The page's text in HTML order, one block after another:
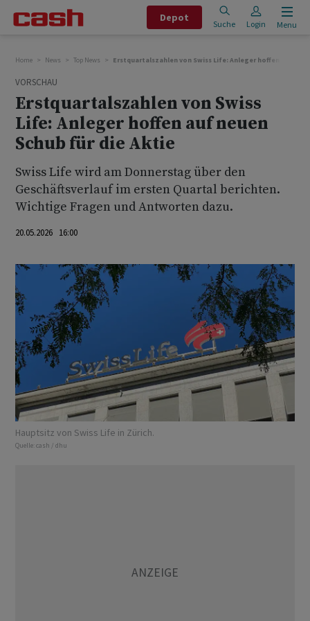
Depot
Suche Login Menu
Home News Top News Erstquartalszahlen von Swiss Life: Anleger hoffen auf
VORSCHAU
Erstquartalszahlen von Swiss
Life: Anleger hoffen auf neuen
Schub für die Aktie
Swiss Life wird am Donnerstag über den
Geschäftsverlauf im ersten Quartal berichten.
Wichtige Fragen und Antworten dazu.
20.05.2026 16:00
Hauptsitz von Swiss Life in Zürich.
Quelle: cash / dhu